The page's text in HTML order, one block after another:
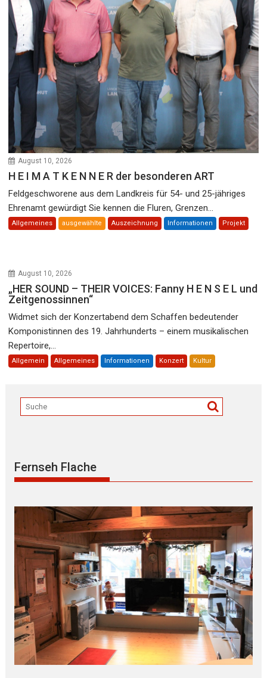
August 10, 2026
H E I M A T K E N N E R der besonderen ART
Feldgeschworene aus dem Landkreis für 54- und 25-jähriges
Ehrenamt gewürdigt Sie kennen die Fluren, Grenzen...
Allgemeines ausgewählte Auszeichnung Informationen Projekt
August 10, 2026
„HER SOUND – THEIR VOICES: Fanny H E N S E L und
Zeitgenossinnen“
Widmet sich der Konzertabend dem Schaffen bedeutender
Komponistinnen des 19. Jahrhunderts – einem musikalischen
Repertoire,...
Allgemein Allgemeines Informationen Konzert Kultur
Fernseh Flache